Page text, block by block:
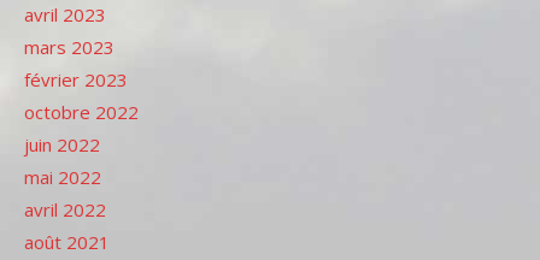
avril 2023
mars 2023
février 2023
octobre 2022
juin 2022
mai 2022
avril 2022
août 2021